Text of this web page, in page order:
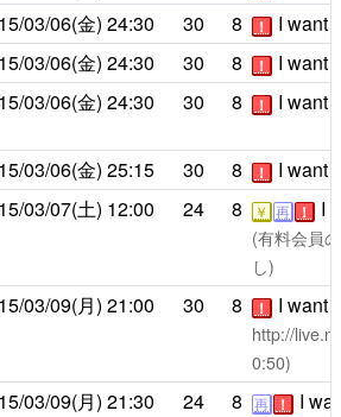
03/06(金) 24:30 30 8 ！
I want
03/06(金) 24:30 30 8 ！
I want
03/06(金) 24:30 30 8 ！ I want
03/06(金) 25:15 30 8 ！
I want
03/07(土) 12:00 24 8 ￥ 再 ！ I
(有料会員
し)
03/09(月) 21:00 30 8 ！ I want
http://
0:50)
03/09(月) 21:30 24 8 再 ！ I